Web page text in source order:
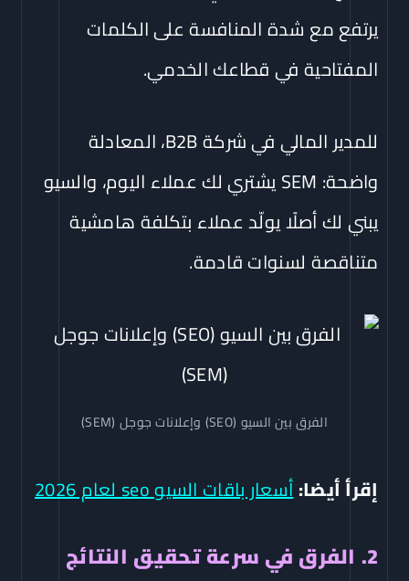
يرتفع مع شدة المنافسة على الكلمات
المفتاحية في قطاعك الخدمي.
للمدير المالي في شركة B2B، المعادلة
واضحة: SEM يشتري لك عملاء اليوم، والسيو
يبني لك أصلًا يولّد عملاء بتكلفة هامشية
متناقصة لسنوات قادمة.
الفرق بين السيو (SEO) وإعلانات جوجل (SEM)
إقرأ أيضا:أسعار باقات السيو seo لعام 2026
2. الفرق في سرعة تحقيق النتائج